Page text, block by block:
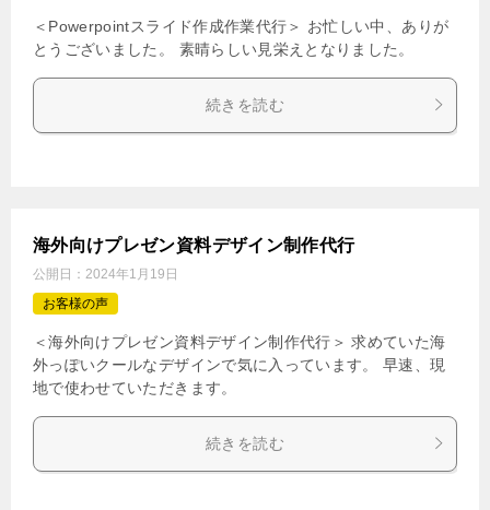
＜Powerpointスライド作成作業代行＞ お忙しい中、ありが
とうございました。 素晴らしい見栄えとなりました。
続きを読む
海外向けプレゼン資料デザイン制作代行
公開日： 2024年1月19日
お客様の声
＜海外向けプレゼン資料デザイン制作代行＞ 求めていた海
外っぽいクールなデザインで気に入っています。 早速、現
地で使わせていただきます。
続きを読む